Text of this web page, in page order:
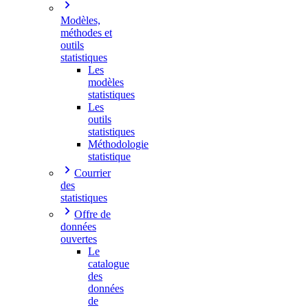
Modèles,
méthodes et
outils
statistiques
Les
modèles
statistiques
Les
outils
statistiques
Méthodologie
statistique
Courrier
des
statistiques
Offre de
données
ouvertes
Le
catalogue
des
données
de